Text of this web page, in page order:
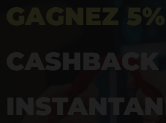
GAGNEZ 5%
CASHBACK
INSTANTANÉ